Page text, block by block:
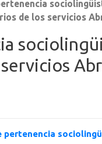
de los servicios
pertenencia